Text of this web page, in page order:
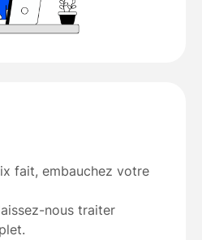
fait, embauchez votre
nous traiter